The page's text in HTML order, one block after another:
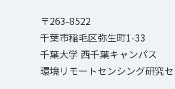
〒263-8522
千葉市稲毛区弥生町1-33
千葉大学 西千葉キャンパス
環境リモートセンシング研究